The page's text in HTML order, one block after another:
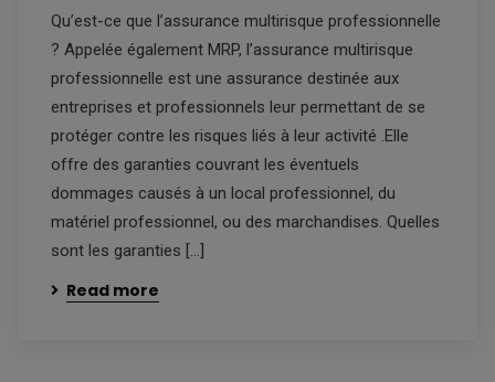
Qu’est-ce que l’assurance multirisque professionnelle
? Appelée également MRP, l’assurance multirisque
professionnelle est une assurance destinée aux
entreprises et professionnels leur permettant de se
protéger contre les risques liés à leur activité .Elle
offre des garanties couvrant les éventuels
dommages causés à un local professionnel, du
matériel professionnel, ou des marchandises. Quelles
sont les garanties […]
Read more